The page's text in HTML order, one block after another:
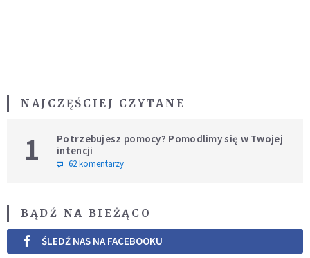
NAJCZĘŚCIEJ CZYTANE
1
Potrzebujesz pomocy? Pomodlimy się w Twojej
intencji
62 komentarzy
BĄDŹ NA BIEŻĄCO
ŚLEDŹ NAS NA FACEBOOKU